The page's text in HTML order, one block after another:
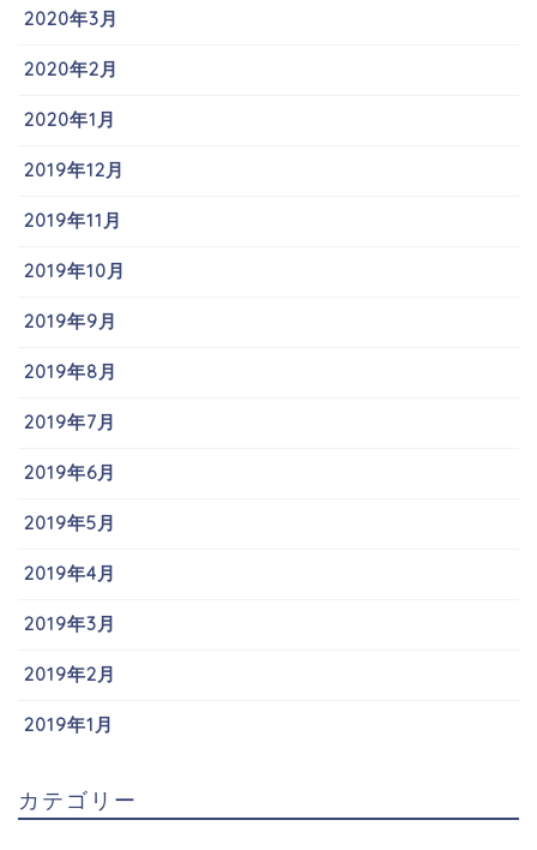
2020年3月
2020年2月
2020年1月
2019年12月
2019年11月
2019年10月
2019年9月
2019年8月
2019年7月
2019年6月
2019年5月
2019年4月
2019年3月
2019年2月
2019年1月
カテゴリー